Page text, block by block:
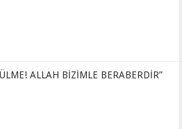
ALLAH BİZİMLE BERABERDİR”